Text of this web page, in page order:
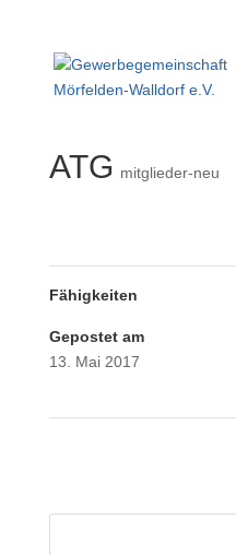
ATG mitglieder-neu
Fähigkeiten
Gepostet am
13. Mai 2017